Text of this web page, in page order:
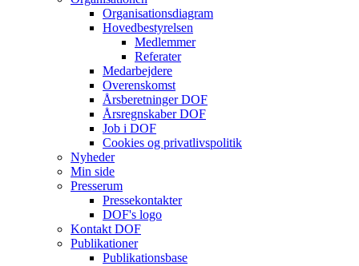
Organisationsdiagram
Hovedbestyrelsen
Medlemmer
Referater
Medarbejdere
Overenskomst
Årsberetninger DOF
Årsregnskaber DOF
Job i DOF
Cookies og privatlivspolitik
Nyheder
Min side
Presserum
Pressekontakter
DOF's logo
Kontakt DOF
Publikationer
Publikationsbase